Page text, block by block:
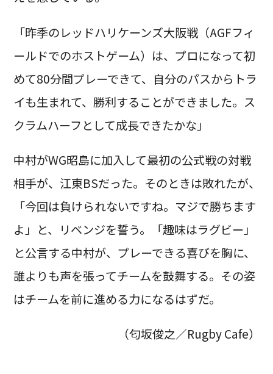
「昨季のレッドハリケーンズ大阪戦（AGFフィ
ールドでのホストゲーム）は、プロになって初
めて80分間プレーできて、自分のパスからトラ
イも生まれて、勝利することができました。ス
クラムハーフとして成長できたかな」
中村がWG昭島に加入して最初の公式戦の対戦
相手が、江東BSだった。そのときは敗れたが、
「今回は負けられないですね。マジで勝ちます
よ」と、リベンジを誓う。「趣味はラグビー」
と公言する中村が、プレーできる喜びを胸に、
誰よりも声を張ってチームを鼓舞する。その姿
はチームを前に進める力になるはずだ。
（匂坂俊之／Rugby Cafe）